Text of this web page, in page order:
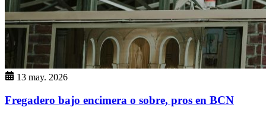
13 may. 2026
Fregadero bajo encimera o sobre, pros en BCN